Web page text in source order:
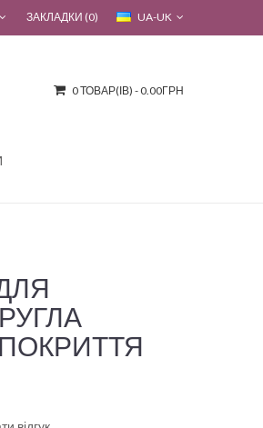
UA-UK
ЗАКЛАДКИ (0)
0 ТОВАР(ІВ) - 0.00ГРН